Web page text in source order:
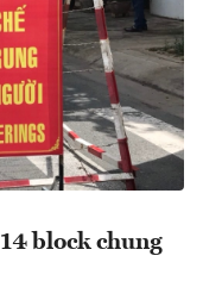
block chung